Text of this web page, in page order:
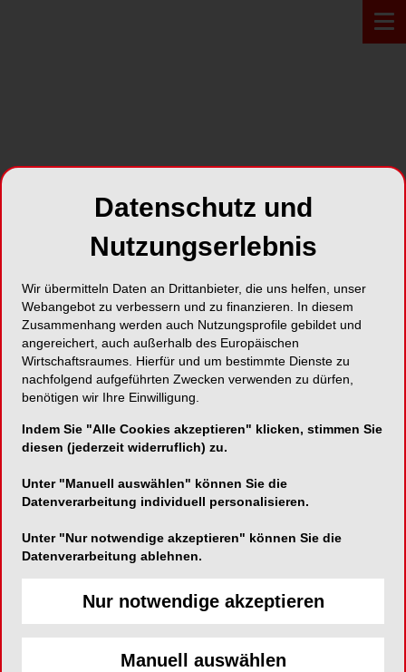
PROFIL*
Deutsche Gesellschaft für
Longevity in der Zahnmedizin
Kreuzbergstrasse 16
42899 Remscheid
Karte
*Die Beiträge in dieser Rubrik stammen von den Anbietern und
spiegeln nicht die Meinung der Redaktion wider.
Datenschutz und
Nutzungserlebnis
Wir übermitteln Daten an Drittanbieter, die uns helfen, unser
Webangebot zu verbessern und zu finanzieren. In diesem
Zusammenhang werden auch Nutzungsprofile gebildet und
angereichert, auch außerhalb des Europäischen
Wirtschaftsraumes. Hierfür und um bestimmte Dienste zu
nachfolgend aufgeführten Zwecken verwenden zu dürfen,
benötigen wir Ihre Einwilligung.
Indem Sie "Alle Cookies akzeptieren" klicken, stimmen Sie
diesen (jederzeit widerruflich) zu.
Unter "Manuell auswählen" können Sie die
Datenverarbeitung individuell personalisieren.
Unter "Nur notwendige akzeptieren" können Sie die
Datenverarbeitung ablehnen.
Nur notwendige akzeptieren
Manuell auswählen